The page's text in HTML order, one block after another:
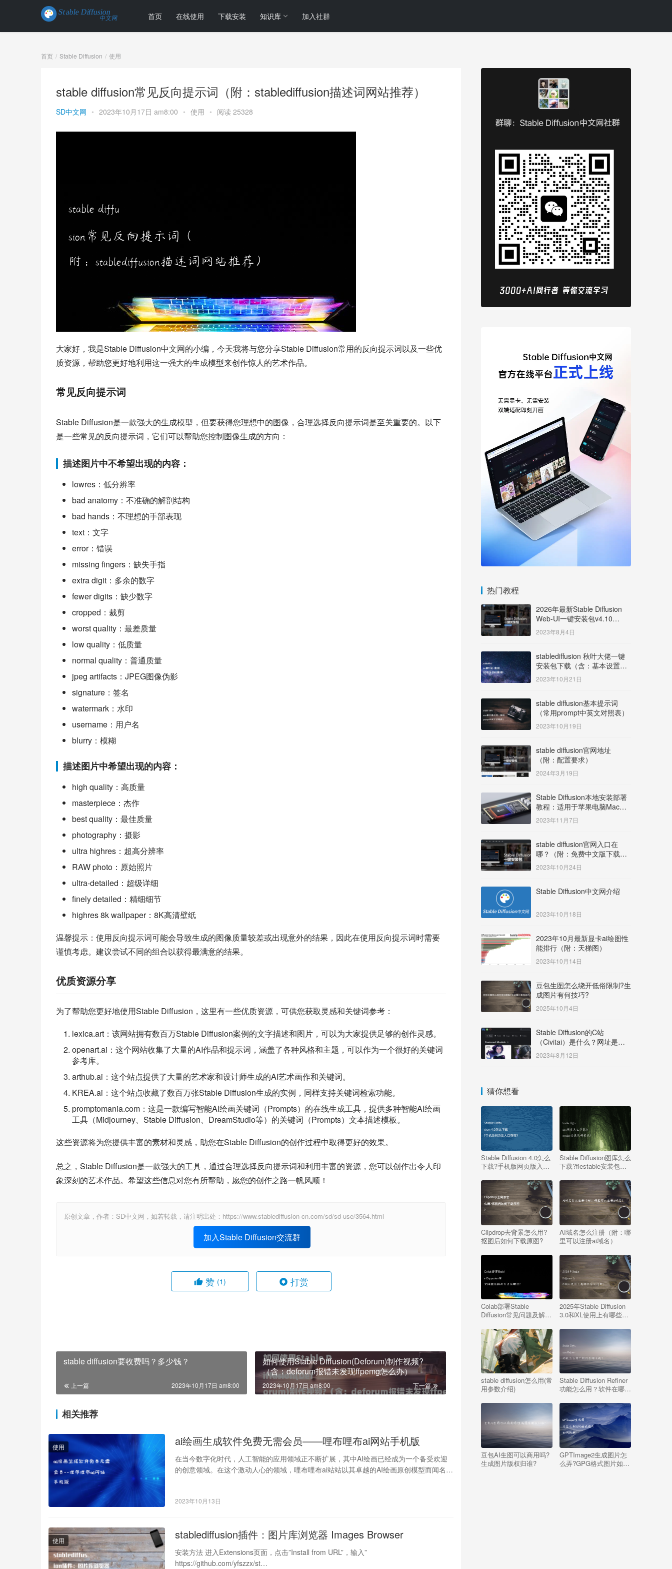
首页 在线使用 下载安装 知识库 加入社群
首页 Stable Diffusion 使用
stable diffusion常见反向提示词（附：stablediffusion描述词网站推荐）
SD中文网 • 2023年10月17日 am8:00 • 使用 • 阅读 25328
大家好，我是Stable Diffusion中文网的小编，今天我将与您分享Stable Diffusion常用的反向提示词以及一些优
质资源，帮助您更好地利用这一强大的生成模型来创作惊人的艺术作品。
常见反向提示词
Stable Diffusion是一款强大的生成模型，但要获得您理想中的图像，合理选择反向提示词是至关重要的。以下
是一些常见的反向提示词，它们可以帮助您控制图像生成的方向：
描述图片中不希望出现的内容：
lowres：低分辨率
bad anatomy：不准确的解剖结构
bad hands：不理想的手部表现
text：文字
error：错误
missing fingers：缺失手指
extra digit：多余的数字
fewer digits：缺少数字
cropped：裁剪
worst quality：最差质量
low quality：低质量
normal quality：普通质量
jpeg artifacts：JPEG图像伪影
signature：签名
watermark：水印
username：用户名
blurry：模糊
描述图片中希望出现的内容：
high quality：高质量
masterpiece：杰作
best quality：最佳质量
photography：摄影
ultra highres：超高分辨率
RAW photo：原始照片
ultra-detailed：超级详细
finely detailed：精细细节
highres 8k wallpaper：8K高清壁纸
温馨提示：使用反向提示词可能会导致生成的图像质量较差或出现意外的结果，因此在使用反向提示词时需要
谨慎考虑。建议尝试不同的组合以获得最满意的结果。
优质资源分享
为了帮助您更好地使用Stable Diffusion，这里有一些优质资源，可供您获取灵感和关键词参考：
lexica.art：该网站拥有数百万Stable Diffusion案例的文字描述和图片，可以为大家提供足够的创作灵感。
openart.ai：这个网站收集了大量的AI作品和提示词，涵盖了各种风格和主题，可以作为一个很好的关键词
参考库。
arthub.ai：这个站点提供了大量的艺术家和设计师生成的AI艺术画作和关键词。
KREA.ai：这个站点收藏了数百万张Stable Diffusion生成的实例，同样支持关键词检索功能。
promptomania.com：这是一款编写智能AI绘画关键词（Prompts）的在线生成工具，提供多种智能AI绘画
工具（Midjourney、Stable Diffusion、DreamStudio等）的关键词（Prompts）文本描述模板。
这些资源将为您提供丰富的素材和灵感，助您在Stable Diffusion的创作过程中取得更好的效果。
总之，Stable Diffusion是一款强大的工具，通过合理选择反向提示词和利用丰富的资源，您可以创作出令人印
象深刻的艺术作品。希望这些信息对您有所帮助，愿您的创作之路一帆风顺！
原创文章，作者：SD中文网，如若转载，请注明出处：https://www.stablediffusion-cn.com/sd/sd-use/3564.html
加入Stable Diffusion交流群
赞 (1) 打赏
stable diffusion要收费吗？多少钱？
上一篇 2023年10月17日 am8:00
如何使用Stable Diffusion(Deforum)制作视频?
（含：deforum报错未发现ffpemg怎么办）
下一篇
2023年10月17日 am8:00
相关推荐
使用 ai绘画生成软件免费无需会员——哩布哩布ai网站手机版
在当今数字化时代，人工智能的应用领域正不断扩展，其中AI绘画已经成为一个备受欢迎
的创意领域。在这个激动人心的领域，哩布哩布ai站站以其卓越的AI绘画原创模型而闻名，
2023年10月13日
使用 stablediffusion插件：图片库浏览器 Images Browser
安装方法 进入Extensions页面，点击”Install from URL”，输入”
https://github.com/yfszzx/st…
热门教程
2026年最新Stable Diffusion
Web-UI一键安装包v4.10
Windows版【支持50系显卡】
2023年8月4日
stablediffusion 秋叶大佬一键
安装包下载（含：基本设置说
明）
2023年10月21日
stable diffusion基本提示词
（常用prompt中英文对照表）
2023年10月19日
stable diffusion官网地址
（附：配置要求）
2024年3月19日
Stable Diffusion本地安装部署
教程：适用于苹果电脑Mac
OS系统M系列芯片：
MacBook/iMac等
2023年11月7日
stable diffusion官网入口在
哪？（附：免费中文版下载安
装教程）
2023年10月24日
Stable Diffusion中文网介绍
2023年10月18日
2023年10月最新显卡ai绘图性
能排行（附：天梯图）
2023年10月14日
豆包生图怎么绕开低俗限制?生
成图片有何技巧?
2025年10月4日
Stable Diffusion的C站
（Civitai）是什么？网址是多
少？
2023年8月12日
猜你想看
Stable Diffusion 4.0怎么
下载?手机版网页版入口
Stable Diffusion图库怎么
下载?fiestable安装包哪
Clipdrop去背景怎么用?
抠图后如何下载原图?
AI域名怎么注册（附：哪
里可以注册ai域名）
Colab部署Stable
Diffusion常见问题及解决
2025年Stable Diffusion
3.0和XL使用上有哪些常
stable diffusion怎么用(常
用参数介绍)
Stable Diffusion Refiner
功能怎么用？软件在哪下
豆包AI生图可以商用吗?
生成图片版权归谁?
GPTImage2生成图片怎
么弄?GPG格式图片如何